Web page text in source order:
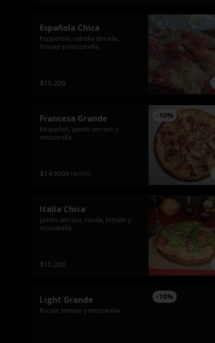
Española Chica
Pepperoni, cebolla dorada,
tomate y mozzarella.
$10.200
-10%
Francesa Grande
Roquefort, jamón serrano y
mozzarella.
$14.900$16.500
Italia Chica
Jamón serrano, rúcula, tomate y
mozzarella.
$10.200
-10%
Light Grande
Rúcula, tomate y mozzarella.